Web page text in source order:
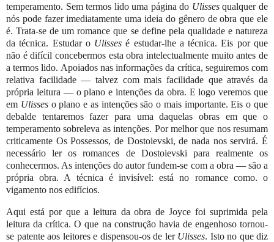
temperamento. Sem termos lido uma página do Ulissesqualquer de
nós pode fazer imediatamente uma ideia do gênero de obra que ele
é. Trata-se de um romance que se define pela qualidade e natureza
da técnica. Estudar o Ulisses é estudar-lhe a técnica. Eis por que
não é difícil concebermos esta obra intelectualmente muito antes de
a termos lido. Apoiados nas informações da crítica, seguiremos com
relativa facilidade — talvez com mais facilidade que através da
própria leitura — o plano e intenções da obra. E logo veremos que
em Ulisseso plano e as intenções são o mais importante. Eis o que
debalde tentaremos fazer para uma daquelas obras em que o
temperamento sobreleva as intenções. Por melhor que nos resumam
criticamente Os Possessos, de Dostoievski, de nada nos servirá. É
necessário ler os romances de Dostoievski para realmente os
conhecermos. As intenções do autor fundem-se com a obra — são a
própria obra. A técnica é invisível: está no romance como. o
vigamento nos edifícios.
Aqui está por que a leitura da obra de Joyce foi suprimida pela
leitura da crítica. O que na construção havia de engenhoso tornou-
se patente aos leitores e dispensou-os de ler Ulisses. Isto no que diz